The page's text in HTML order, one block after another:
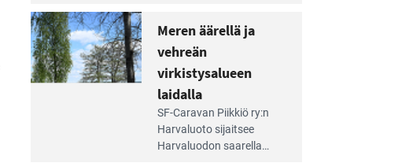
Saariston
Rengastien
portilla
lapsiystävällinen,
rauhallinen ja
silmiinpistävän siisti.
Meren äärellä ja
vehreän
virkistysalueen
laidalla
SF-Caravan Piikkiö ry:n
Harvaluoto sijait­see
Harvaluodon saarella